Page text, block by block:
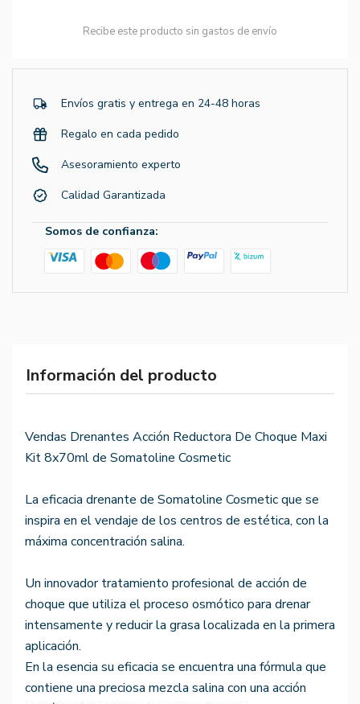
Recibe este producto sin gastos de envío
Envíos gratis y entrega en 24-48 horas
Regalo en cada pedido
Asesoramiento experto
Calidad Garantizada
Somos de confianza:
Información del producto
Vendas Drenantes Acción Reductora De Choque Maxi
Kit 8x70ml de Somatoline Cosmetic
La eficacia drenante de Somatoline Cosmetic que se
inspira en el vendaje de los centros de estética, con la
máxima concentración salina.
Un innovador tratamiento profesional de acción de
choque que utiliza el proceso osmótico para drenar
intensamente y reducir la grasa localizada en la primera
aplicación.
En la esencia su eficacia se encuentra una fórmula que
contiene una preciosa mezcla salina con una acción